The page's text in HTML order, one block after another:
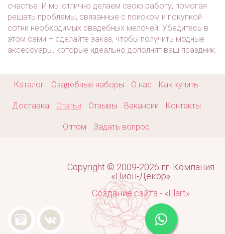
счастье. И мы отлично делаем свою работу, помогая
решать проблемы, связанные с поиском и покупкой
сотни необходимых свадебных мелочей. Убедитесь в
этом сами – сделайте заказ, чтобы получить модные
аксессуары, которые идеально дополнят ваш праздник.
Каталог Свадебные наборы О нас Как купить
Доставка Статьи Отзывы Вакансии Контакты
Оптом Задать вопрос
Copyright © 2009-2026 гг. Компания
«Пион-Декор»
Создание сайта - «Elart»